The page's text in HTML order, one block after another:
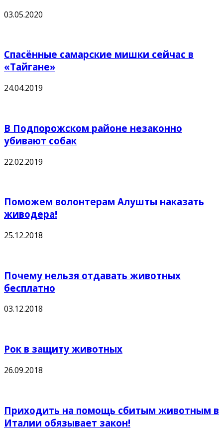
03.05.2020
Спасённые самарские мишки сейчас в
«Тайгане»
24.04.2019
В Подпорожском районе незаконно
убивают собак
22.02.2019
Поможем волонтерам Алушты наказать
живодера!
25.12.2018
Почему нельзя отдавать животных
бесплатно
03.12.2018
Рок в защиту животных
26.09.2018
Приходить на помощь сбитым животным в
Италии обязывает закон!